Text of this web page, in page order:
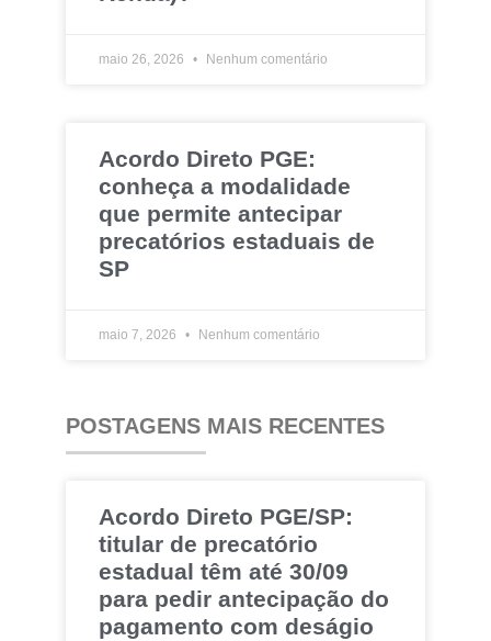
maio 26, 2026 Nenhum comentário
Acordo Direto PGE:
conheça a modalidade
que permite antecipar
precatórios estaduais de
SP
maio 7, 2026 Nenhum comentário
POSTAGENS MAIS RECENTES
Acordo Direto PGE/SP:
titular de precatório
estadual têm até 30/09
para pedir antecipação do
pagamento com deságio